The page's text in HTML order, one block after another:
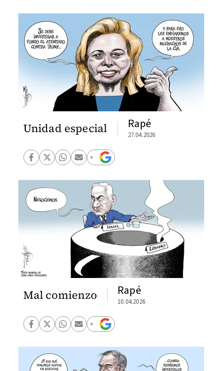
Unidad especial Rapé
27.04.2026
Mal comienzo Rapé
10.04.2026